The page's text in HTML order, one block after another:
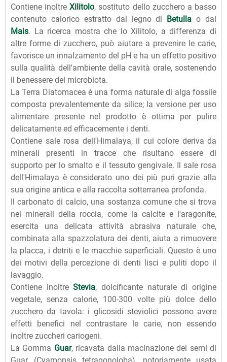
Contiene inoltreXilitolo, sostituto dello zucchero a basso
contenuto calorico estratto dal legno di Betulla o dal
Mais. La ricerca mostra che lo Xilitolo, a differenza di
altre forme di zucchero, può aiutare a prevenire le carie,
favorisce un innalzamento del pH e ha un effetto positivo
sulla qualità dell'ambiente della cavità orale, sostenendo
il benessere del microbiota.
La Terra Diatomacea è una forma naturale di alga fossile
composta prevalentemente da silice; la versione per uso
alimentare presente nel prodotto è ottima per pulire
delicatamente ed efficacemente i denti.
Contiene sale rosa dell'Himalaya, il cui colore deriva da
minerali presenti in tracce che risultano essere di
supporto per lo smalto e il tessuto gengivale. Il sale rosa
dell'Himalaya è considerato uno dei più puri grazie alla
sua origine antica e alla raccolta sotterranea profonda.
Il carbonato di calcio, una sostanza comune che si trova
nei minerali della roccia, come la calcite e l'aragonite,
esercita una delicata attività abrasiva naturale che,
combinata alla spazzolatura dei denti, aiuta a rimuovere
la placca, i detriti e le macchie superficiali. Questo è uno
dei motivi della percezione di denti lisci e puliti dopo il
lavaggio.
Contiene inoltreStevia, dolcificante naturale di origine
vegetale, senza calorie, 100-300 volte più dolce dello
zucchero da tavola: i glicosidi steviolici possono avere
effetti benefici nel contrastare le carie, non essendo
inoltre zuccheri cariogeni.
La Gomma Guar, ricavata dalla macinazione dei semi di